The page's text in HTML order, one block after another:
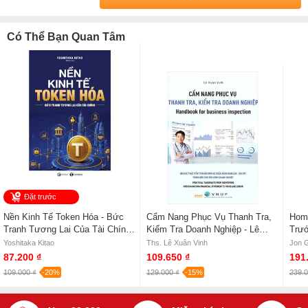
tại Nhà sách online NetaBooks với ưu đãi Bao sách miễn phí và Gian
Bookmark
Có Thể Bạn Quan Tâm
Đặt trước
Nền Kinh Tế Token Hóa - Bức
Tranh Tương Lai Của Tài Chính -
Yoshitaka Kitao
Yoshitaka Kitao
87.200 ₫
109.000 ₫ -20%
Cẩm Nang Phục Vụ Thanh Tra,
Kiểm Tra Doanh Nghiệp - Lê
Xuân Vinh
Ths. Lê Xuân Vinh
109.650 ₫
129.000 ₫ -15%
Jon